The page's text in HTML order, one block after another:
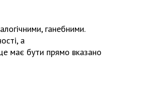
ганебними.
а
має бути прямо вказано